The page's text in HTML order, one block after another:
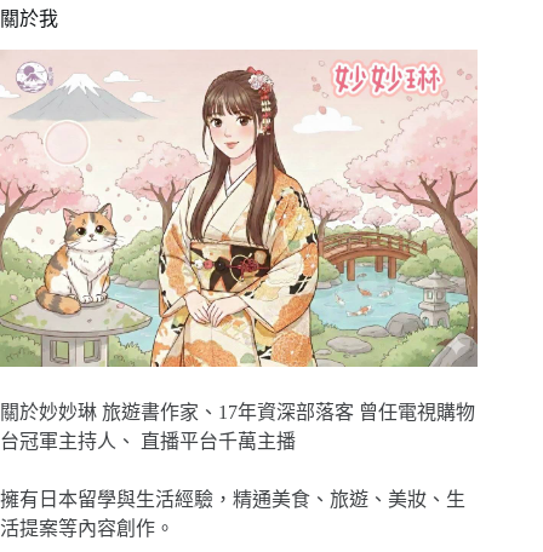
關於我
關於妙妙琳 旅遊書作家、17年資深部落客 曾任電視購物
台冠軍主持人、 直播平台千萬主播
擁有日本留學與生活經驗，精通美食、旅遊、美妝、生
活提案等內容創作。